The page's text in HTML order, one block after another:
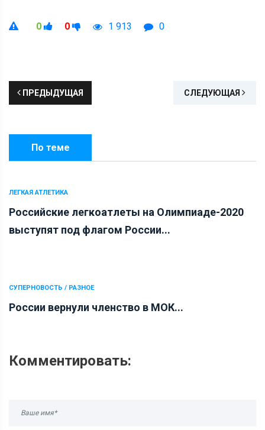
0 0 1 913 0
ПРЕДЫДУЩАЯ СЛЕДУЮЩАЯ
По теме
ЛЕГКАЯ АТЛЕТИКА
Российские легкоатлеты на Олимпиаде-2020
выступят под флагом России...
СУПЕРНОВОСТЬ / РАЗНОЕ
России вернули членство в МОК...
Комментировать: